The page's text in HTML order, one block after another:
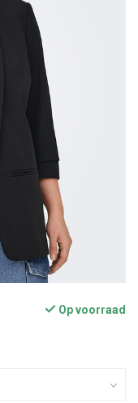
Op voorraad